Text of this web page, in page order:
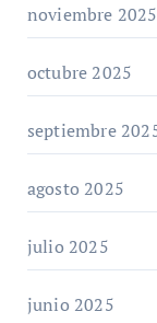
noviembre 2025
octubre 2025
septiembre
agosto 2025
julio 2025
junio 2025